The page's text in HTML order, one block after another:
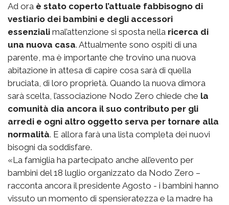
Ad ora è stato coperto l’attuale fabbisogno di
vestiario dei bambini e degli accessori
essenziali mal’attenzione si sposta nella ricerca di
una nuova casa. Attualmente sono ospiti di una
parente, ma è importante che trovino una nuova
abitazione in attesa di capire cosa sarà di quella
bruciata, di loro proprietà. Quando la nuova dimora
sarà scelta, l’associazione Nodo Zero chiede che la
comunità dia ancora il suo contributo per gli
arredi e ogni altro oggetto serva per tornare alla
normalità. E allora farà una lista completa dei nuovi
bisogni da soddisfare.
«La famiglia ha partecipato anche all’evento per
bambini del 18 luglio organizzato da Nodo Zero –
racconta ancora il presidente Agosto - i bambini hanno
vissuto un momento di spensieratezza e la madre ha